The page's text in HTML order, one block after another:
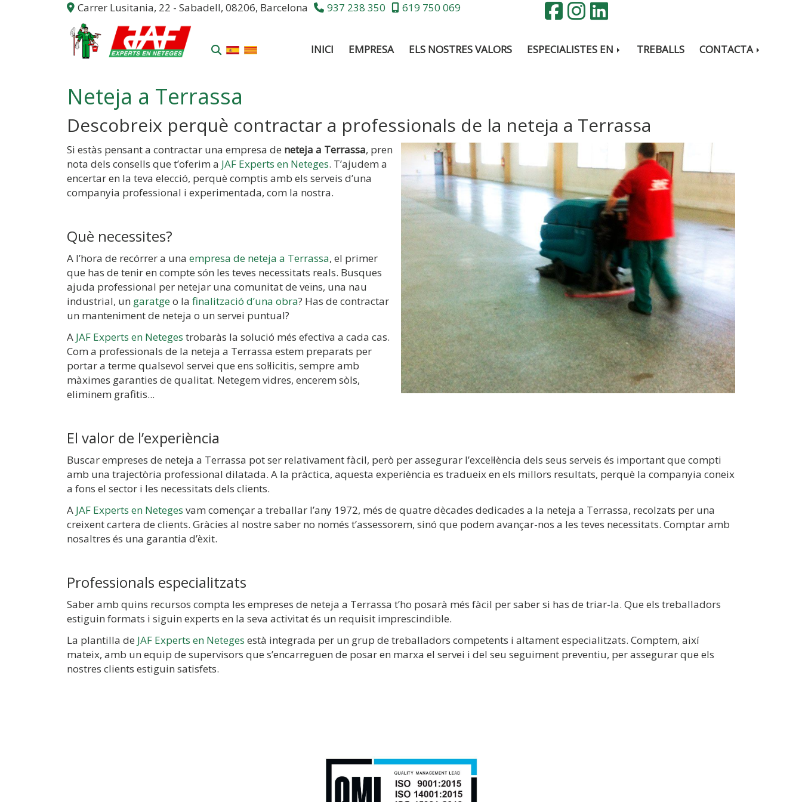
Carrer Lusitania, 22 - Sabadell, 08206, Barcelona 937 238 350 619 750 069
INICI EMPRESA ELS NOSTRES VALORS ESPECIALISTES EN TREBALLS CONTACTA
Neteja a Terrassa
Descobreix perquè contractar a professionals de la neteja a Terrassa
Si estàs pensant a contractar una empresa de neteja a Terrassa, pren
nota dels consells que t’oferim a JAF Experts en Neteges. T’ajudem a
encertar en la teva elecció, perquè comptis amb els serveis d’una
companyia professional i experimentada, com la nostra.
Què necessites?
A l’hora de recórrer a una empresa de neteja a Terrassa, el primer
que has de tenir en compte són les teves necessitats reals. Busques
ajuda professional per netejar una comunitat de veïns, una nau
industrial, un garatgeo la finalització d’una obra? Has de contractar
un manteniment de neteja o un servei puntual?
A JAF Experts en Neteges trobaràs la solució més efectiva a cada cas.
Com a professionals de la neteja a Terrassa estem preparats per
portar a terme qualsevol servei que ens sol·licitis, sempre amb
màximes garanties de qualitat. Netegem vidres, encerem sòls,
eliminem grafitis...
El valor de l’experiència
Buscar empreses de neteja a Terrassa pot ser relativament fàcil, però per assegurar l’excel·lència dels seus serveis és important que compti
amb una trajectòria professional dilatada. A la pràctica, aquesta experiència es tradueix en els millors resultats, perquè la companyia coneix
a fons el sector i les necessitats dels clients.
A JAF Experts en Neteges vam començar a treballar l’any 1972, més de quatre dècades dedicades a la neteja a Terrassa, recolzats per una
creixent cartera de clients. Gràcies al nostre saber no només t’assessorem, sinó que podem avançar-nos a les teves necessitats. Comptar amb
nosaltres és una garantia d’èxit.
Professionals especialitzats
Saber amb quins recursos compta les empreses de neteja a Terrassa t’ho posarà més fàcil per saber si has de triar-la. Que els treballadors
estiguin formats i siguin experts en la seva activitat és un requisit imprescindible.
La plantilla de JAF Experts en Neteges està integrada per un grup de treballadors competents i altament especialitzats. Comptem, així
mateix, amb un equip de supervisors que s’encarreguen de posar en marxa el servei i del seu seguiment preventiu, per assegurar que els
nostres clients estiguin satisfets.